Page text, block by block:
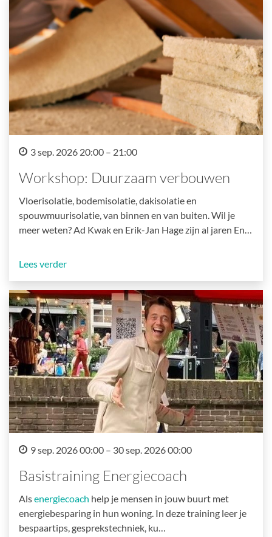
3 sep. 2026 20:00 – 21:00
Workshop: Duurzaam verbouwen
Vloerisolatie, bodemisolatie, dakisolatie en
spouwmuurisolatie, van binnen en van buiten. Wil je
meer weten? Ad Kwak en Erik-Jan Hage zijn al jaren En…
Lees verder
9 sep. 2026 00:00 – 30 sep. 2026 00:00
Basistraining Energiecoach
Alsenergiecoach help je mensen in jouw buurt met
energiebesparing in hun woning. In deze training leer je
bespaartips, gesprekstechniek, ku…